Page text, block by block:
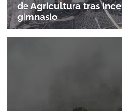
de Agricultura tras
gimnasio